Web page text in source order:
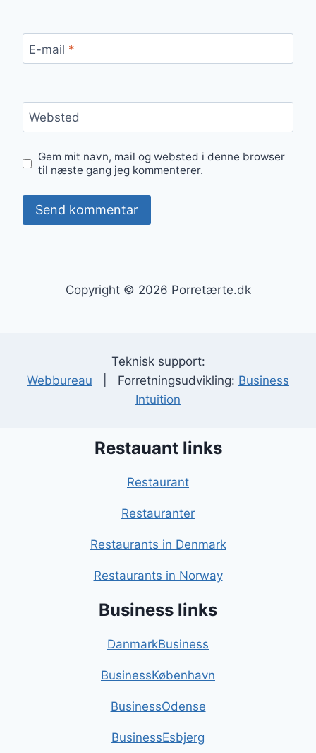
E-mail *
Websted
Gem mit navn, mail og websted i denne browser
til næste gang jeg kommenterer.
Copyright © 2026 Porretærte.dk
Teknisk support:
Webbureau | Forretningsudvikling: Business
Intuition
Restauant links
Restaurant
Restauranter
Restaurants in Denmark
Restaurants in Norway
Business links
DanmarkBusiness
BusinessKøbenhavn
BusinessOdense
BusinessEsbjerg